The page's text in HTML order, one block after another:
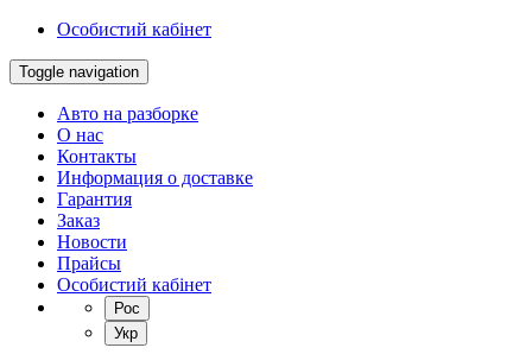
Особистий кабінет
Toggle navigation
Авто на разборке
О нас
Контакты
Информация о доставке
Гарантия
Заказ
Новости
Прайсы
Особистий кабінет
Рос
Укр